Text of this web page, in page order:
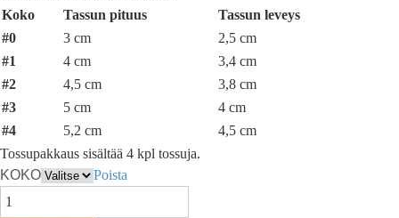
Koko
Tassun pituus
Tassun leveys
#0
3 cm
2,5 cm
#1
4 cm
3,4 cm
#2
4,5 cm
3,8 cm
#3
5 cm
4 cm
#4
5,2 cm
4,5 cm
Tossupakkaus sisältää 4 kpl tossuja.
KOKO
Poista